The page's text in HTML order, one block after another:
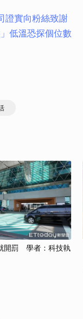
證實向粉絲致謝
低溫恐探個位數
開罰 學者：科技執